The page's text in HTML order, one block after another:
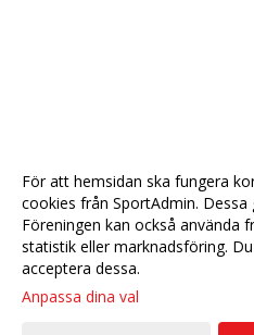
För att hemsidan ska fungera
cookies från SportAdmin.
Föreningen kan också använda
statistik eller marknadsföring.
acceptera dessa.
Anpassa dina val